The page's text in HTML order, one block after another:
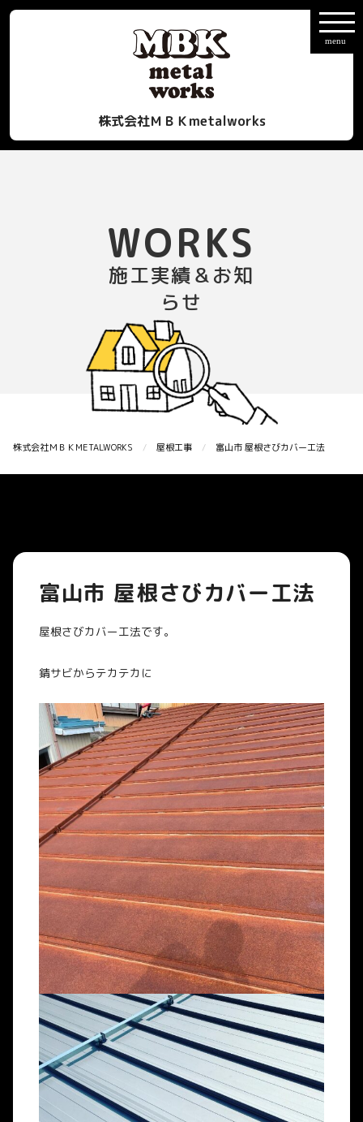
株式会社ＭＢＫmetalworks
WORKS
施工実績＆お知
らせ
株式会社ＭＢＫMETALWORKS 屋根工事 富山市 屋根さびカバー工法
富山市 屋根さびカバー工法
屋根さびカバー工法です。
錆サビからテカテカに